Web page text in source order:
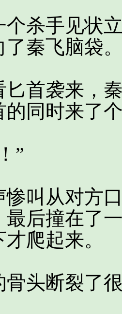
手见状立
了秦飞脑袋
袭来，秦
的同时来了
”
从对方口
最后撞在了
爬起来。
头断裂了很